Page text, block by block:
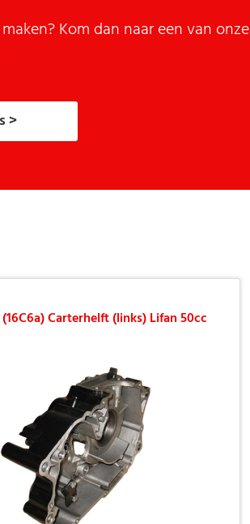
Kom dan naar een van onze
>
(16C6a) Carterhelft (links) Lifan 50cc